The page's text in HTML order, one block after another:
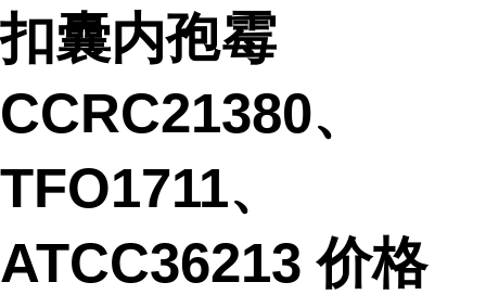
扣囊内孢霉
CCRC21380、
TFO1711、
ATCC36213 价格